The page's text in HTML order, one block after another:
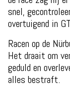
snel,
overtuigend in
Racen op de
Het draait om
geduld en
alles bestraft.